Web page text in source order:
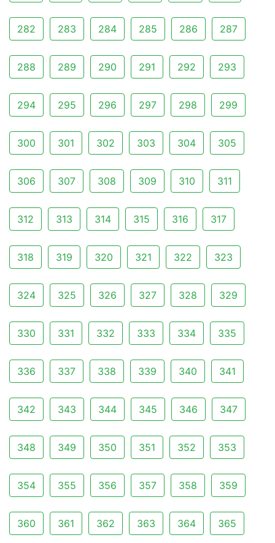
282 283 284 285 286 287
288 289 290 291 292 293
294 295 296 297 298 299
300 301 302 303 304 305
306 307 308 309 310 311
312 313 314 315 316 317
318 319 320 321 322 323
324 325 326 327 328 329
330 331 332 333 334 335
336 337 338 339 340 341
342 343 344 345 346 347
348 349 350 351 352 353
354 355 356 357 358 359
360 361 362 363 364 365